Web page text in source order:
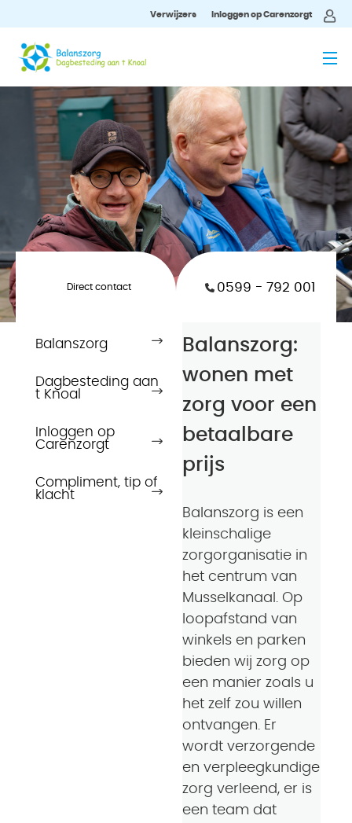
Verwijzers Inloggen op Carenzorgt
Direct contact 0599 - 792 001
Balanszorg
Dagbesteding aan
t Knoal
Inloggen op
Carenzorgt
Compliment, tip of
klacht
Balanszorg:
wonen met
zorg voor een
betaalbare
prijs
Balanszorg is een
kleinschalige
zorgorganisatie in
het centrum van
Musselkanaal. Op
loopafstand van
winkels en parken
bieden wij zorg op
een manier zoals u
het zelf zou willen
ontvangen. Er
wordt verzorgende
en verpleegkundige
zorg verleend, er is
een team dat